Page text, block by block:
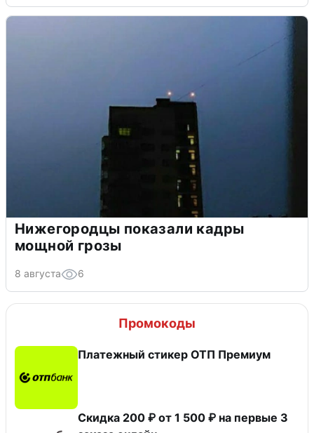
Нижегородцы показали кадры
мощной грозы
8 августа 6
Промокоды
Платежный стикер ОТП Премиум
Скидка 200 ₽ от 1 500 ₽ на первые 3